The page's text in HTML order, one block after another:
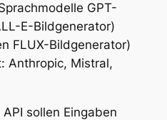
GPT-
E-Bildgenerator)
FLUX-Bildgenerator)
Anthropic, Mistral,
sollen Eingaben